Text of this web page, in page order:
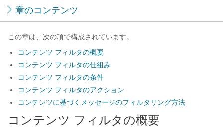
章のコンテンツ
この章は、次の項で構成されています。
コンテンツ フィルタの概要
コンテンツ フィルタの仕組み
コンテンツ フィルタの条件
コンテンツ フィルタのアクション
コンテンツに基づくメッセージのフィルタリング方法
コンテンツ フィルタの概要